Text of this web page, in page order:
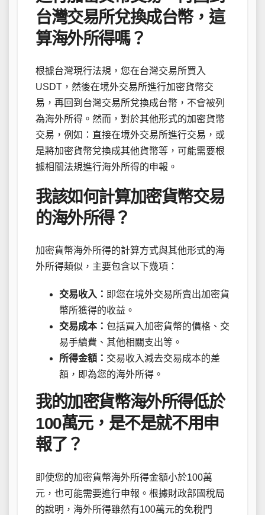
台灣交易所兌換成台幣，這
算海外所得嗎？
根據台灣現行法規，您在台灣交易所買入
USDT，然後在境外交易所進行加密貨幣交
易，再回到台灣交易所兌換成台幣，不會被列
為海外所得。然而，對於其他形式的加密貨幣
交易，例如：直接在境外交易所進行交易，或
是將加密貨幣兌換成其他貨幣等，可能需要根
據相關法規進行海外所得的申報。
我該如何計算加密貨幣交易
的海外所得？
加密貨幣海外所得的計算方式與其他形式的海
外所得類似，主要包含以下幾項：
交易收入： 即您在境外交易所賣出加密貨
幣所獲得的收益。
交易成本： 包括買入加密貨幣的價格、交
易手續費、其他相關支出等。
所得金額： 交易收入減去交易成本的差
額，即為您的海外所得。
我的加密貨幣海外所得低於
100萬元，是不是就不用申
報了？
即使您的加密貨幣海外所得金額小於100萬
元，也可能需要進行申報。根據財政部國稅局
的說明，海外所得雖然有100萬元的免稅門